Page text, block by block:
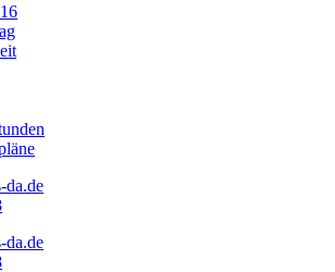
da.de
da.de